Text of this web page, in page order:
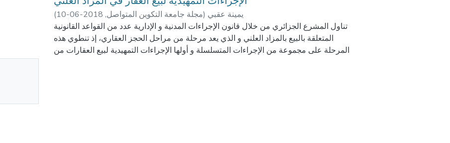
( مجلة جامعة التكوين المتواصل,
2018-06-10 ) يمينة عقبي
تناول المشرع الجزائري من خلال قانون الإجراءات المدنية و الإدارية عدد من القواعد القانونية
المتعلقة بالبيع بالمزاد العلني و الذي يعد مرحلة من مراحل الحجز العقاري، إذ تنطوي هذه
المرحلة على مجموعة من الإجراءات المتسلسلة و أولها الإجراءات التمهيدية لبيع العقارات من